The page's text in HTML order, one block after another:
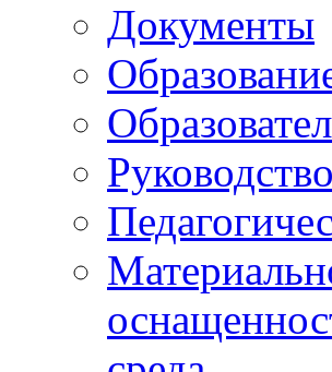
Документы
Руководство